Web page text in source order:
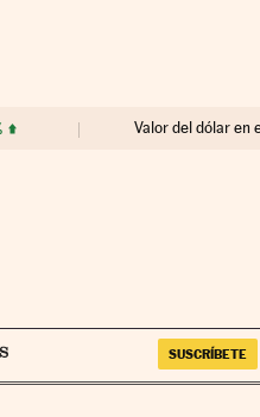
Valor del dólar en
SUSCRÍBETE